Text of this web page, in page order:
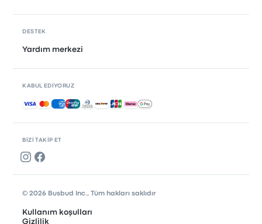
BIZI TAKIP ET
DESTEK
Yardım merkezi
KABUL EDIYORUZ
Kabul edilen ödemeler
© 2026 Busbud Inc., Tüm hakları saklıdır
Kullanım koşulları
Gizlilik